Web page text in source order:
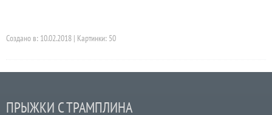
Создано в: 10.02.2018 | Картинки: 50
ПРЫЖКИ С ТРАМПЛИНА